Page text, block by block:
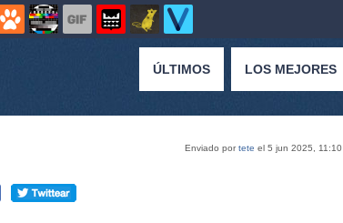
ÚLTIMOS LOS MEJORES
Enviado portete el 5 jun 2025, 11:10